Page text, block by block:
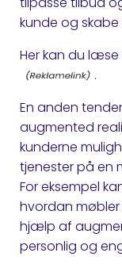
kunde og
Her kan du læse
.
En anden
augmented
kunderne
tjenester på en
For eksempel
hvordan møbler
hjælp af
personlig og